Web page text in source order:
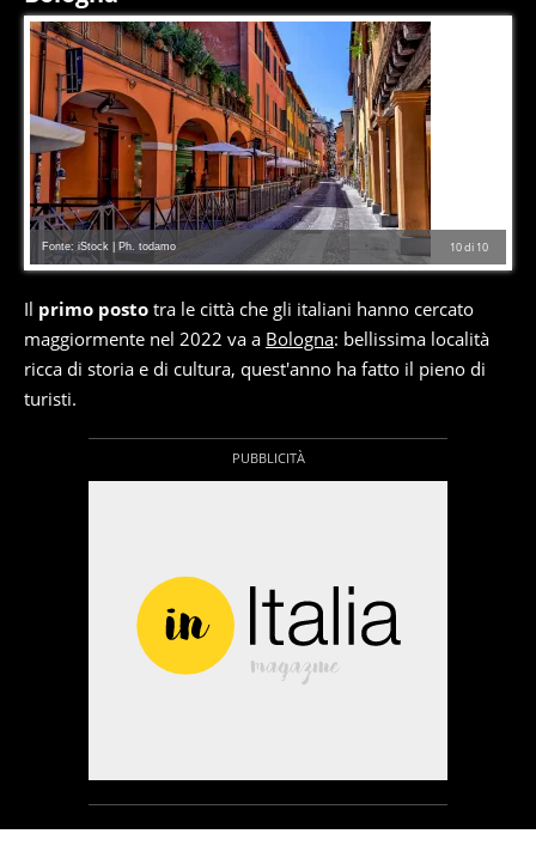
10di 10
Fonte: iStock | Ph. todamo
Il primo posto tra le città che gli italiani hanno cercato
maggiormente nel 2022 va a Bologna: bellissima località
ricca di storia e di cultura, quest'anno ha fatto il pieno di
turisti.